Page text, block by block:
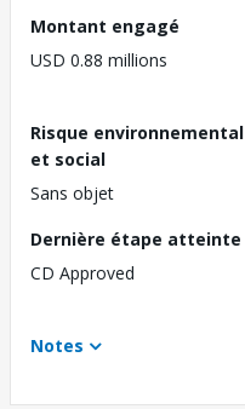
Montant engagé
USD 0.88 millions
Risque environnemental
et social
Sans objet
Dernière étape atteinte
CD Approved
Notes